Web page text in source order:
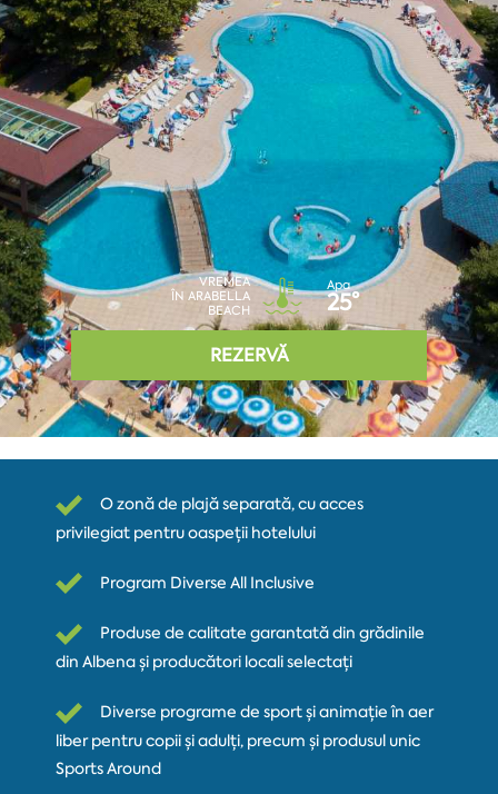
VREMEA
ÎN ARABELLA
BEACH
Apa
25°
REZERVĂ
O zonă de plajă separată, cu acces
privilegiat pentru oaspeții hotelului
Program Diverse All Inclusive
Produse de calitate garantată din grădinile
din Albena și producători locali selectați
Diverse programe de sport și animație în aer
liber pentru copii și adulți, precum și produsul unic
Sports Around